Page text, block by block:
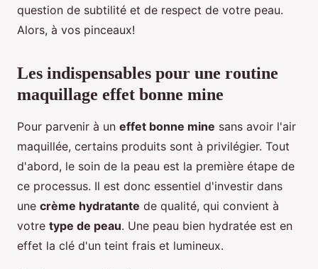
question de subtilité et de respect de votre peau.
Alors, à vos pinceaux!
Les indispensables pour une routine
maquillage effet bonne mine
Pour parvenir à un effet bonne mine sans avoir l'air
maquillée, certains produits sont à privilégier. Tout
d'abord, le soin de la peau est la première étape de
ce processus. Il est donc essentiel d'investir dans
une crème hydratante de qualité, qui convient à
votre type de peau. Une peau bien hydratée est en
effet la clé d'un teint frais et lumineux.